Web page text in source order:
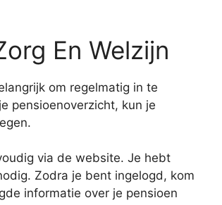
En Welzijn
om regelmatig in te
pensioenoverzicht, kun je
via de website. Je hebt
Zodra je bent ingelogd, kom
informatie over je pensioen